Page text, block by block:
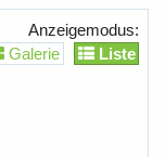
Anzeigemodus:
Galerie
Liste